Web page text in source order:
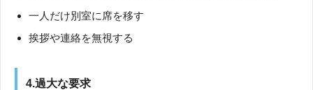
一人だけ別室に席を移す
挨拶や連絡を無視する
4.過大な要求